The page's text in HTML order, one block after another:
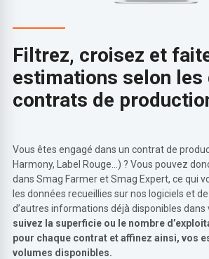
Filtrez, croisez et
estimations selon
contrats de
Vous êtes engagé dans un contrat de
Harmony, Label Rouge…) ? Vous pouvez
dans Smag Farmer et Smag Expert, ce qui
les données recueillies sur nos logiciels et
d’autres informations déjà disponibles
suivez la superficie ou le nombre
pour chaque contrat et affinez ainsi, vos
volumes disponibles.